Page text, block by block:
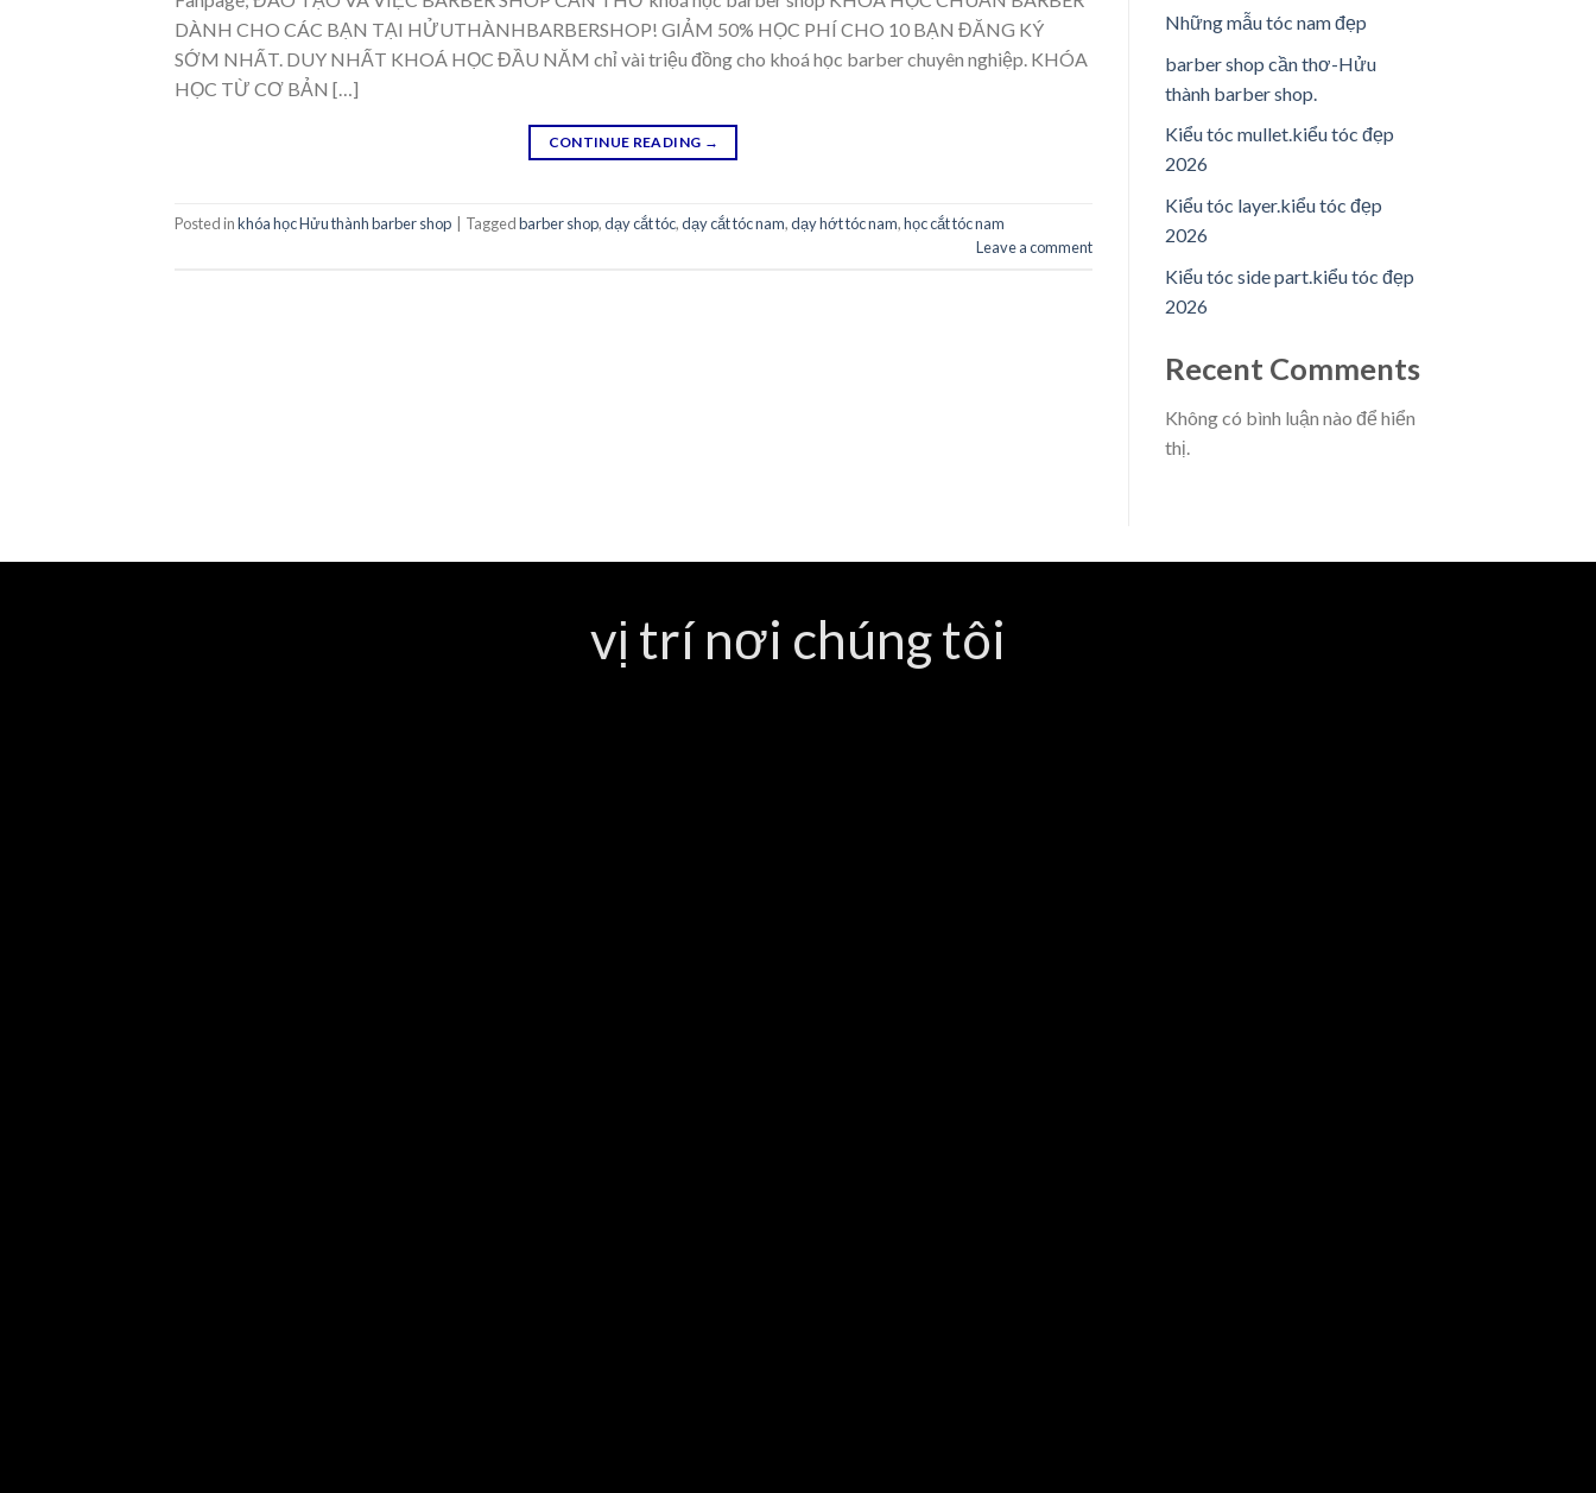
DÀNH CHO CÁC BẠN TẠI HỬUTHÀNHBARBERSHOP! GIẢM 50% HỌC PHÍ CHO 10 BẠN ĐĂNG KÝ
SỚM NHẤT. DUY NHẤT KHOÁ HỌC ĐẦU NĂM chỉ vài triệu đồng cho khoá học barber chuyên nghiệp. KHÓA
HỌC TỪ CƠ BẢN […]
CONTINUE READING →
Posted inkhóa học Hửu thành barber shop Taggedbarber shop,dạy cắt tóc,dạy cắt tóc nam,dạy hớt tóc nam,học cắt tóc nam
Leave a comment
Những mẫu tóc nam đẹp
barber shop cần thơ-Hửu
thành barber shop.
Kiểu tóc mullet.kiểu tóc đẹp
2026
Kiểu tóc layer.kiểu tóc đẹp
2026
Kiểu tóc side part.kiểu tóc đẹp
2026
Recent Comments
Không có bình luận nào để hiển
thị.
vị trí nơi chúng tôi